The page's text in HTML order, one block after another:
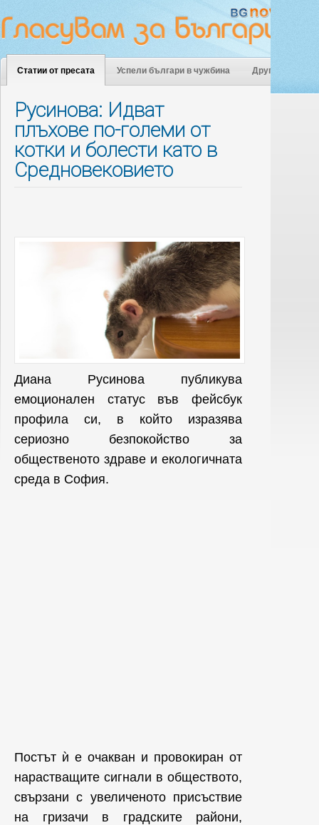
Статии от пресата Успели българи в чужбина Други
Русинова: Идват
плъхове по-големи от
котки и болести като в
Средновековието
Диана Русинова публикува
емоционален статус във фейсбук
профила си, в който изразява
сериозно безпокойство за
общественото здраве и екологичната
среда в София.
Постът ѝ е очакван и провокиран от
нарастващите сигнали в обществото,
свързани с увеличеното присъствие
на гризачи в градските райони,